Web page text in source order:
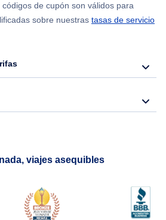
to Hong Kong
de cupón son válidos para
sobre nuestras tasas de servicio
viajes asequibles